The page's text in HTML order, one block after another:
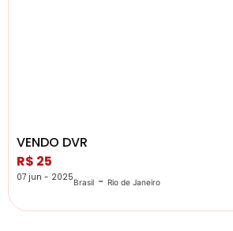
VENDO DVR
R$ 25
07 jun - 2025Brasil - Rio de Janeiro